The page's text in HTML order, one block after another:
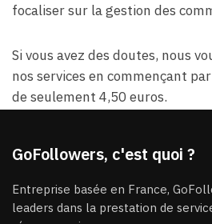
focaliser sur la gestion des
Si vous avez des doutes, nous
nos services en commençant
de seulement 4,50 euros.
GoFollowers, c'est quoi ?
Entreprise basée en France,
leaders dans la prestation de